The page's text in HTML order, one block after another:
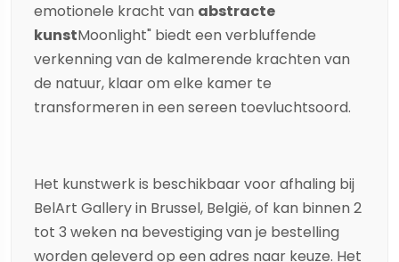
emotionele kracht van abstracte
kunstMoonlight" biedt een verbluffende
verkenning van de kalmerende krachten van
de natuur, klaar om elke kamer te
transformeren in een sereen toevluchtsoord.
Het kunstwerk is beschikbaar voor afhaling bij
BelArt Gallery in Brussel, België, of kan binnen 2
tot 3 weken na bevestiging van je bestelling
worden geleverd op een adres naar keuze. Het